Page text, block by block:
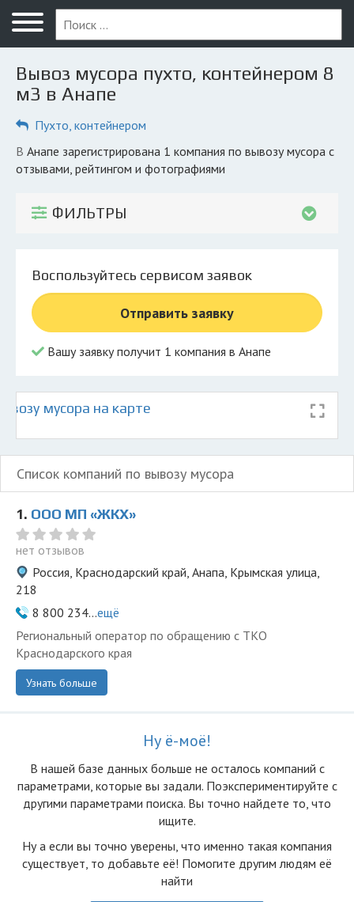
Меню
Главная
Вопрос юристу
Компании
Экоблог
© 2026 Все права защищены
Вывоз мусора пухто, контейнером 8
м3 в Анапе
Пухто, контейнером
в Анапе зарегистрирована 1 компания по вывозу мусора с
отзывами, рейтингом и фотографиями
ФИЛЬТРЫ
Воспользуйтесь сервисом заявок
Отправить заявку
Вашу заявку получит 1 компания в Анапе
мусора на карте
Список компаний по вывозу мусора
1. ООО МП «ЖКХ»
нет отзывов
Россия, Краснодарский край, Анапа, Крымская улица,
218
8 800 234...ещё
Региональный оператор по обращению с ТКО
Краснодарского края
Узнать больше
Ну ё-моё!
В нашей базе данных больше не осталоcь компаний с
параметрами, которые вы задали. Поэкспериментируйте с
другими параметрами поиска. Вы точно найдете то, что
ищите.
Ну а если вы точно уверены, что именно такая компания
существует, то добавьте её! Помогите другим людям её
найти